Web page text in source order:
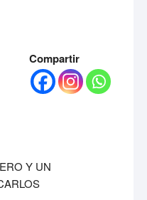
Compartir
Y UN